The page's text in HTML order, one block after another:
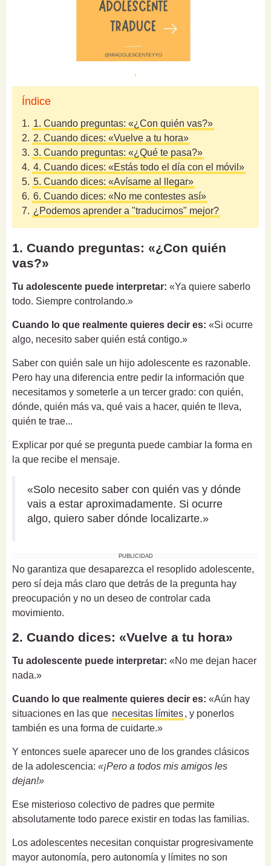
Índice
1. 1. Cuando preguntas: «¿Con quién vas?»
2. 2. Cuando dices: «Vuelve a tu hora»
3. 3. Cuando preguntas: «¿Qué te pasa?»
4. 4. Cuando dices: «Estás todo el día con el móvil»
5. 5. Cuando dices: «Avísame al llegar»
6. 6. Cuando dices: «No me contestes así»
7. ¿Podemos aprender a "traducirnos" mejor?
1. Cuando preguntas: «¿Con quién
vas?»
Tu adolescente puede interpretar: «Ya quiere saberlo
todo. Siempre controlando.»
Cuando lo que realmente quieres decir es: «Si ocurre
algo, necesito saber quién está contigo.»
Saber con quién sale un hijo adolescente es razonable.
Pero hay una diferencia entre pedir la información que
necesitamos y someterle a un tercer grado: con quién,
dónde, quién más va, qué vais a hacer, quién te lleva,
quién te trae...
Explicar por qué se pregunta puede cambiar la forma en
la que recibe el mensaje.
«Solo necesito saber con quién vas y dónde
vais a estar aproximadamente. Si ocurre
algo, quiero saber dónde localizarte.»
PUBLICIDAD
No garantiza que desaparezca el resoplido adolescente,
pero sí deja más claro que detrás de la pregunta hay
preocupación y no un deseo de controlar cada
movimiento.
2. Cuando dices: «Vuelve a tu hora»
Tu adolescente puede interpretar: «No me dejan hacer
nada.»
Cuando lo que realmente quieres decir es: «Aún hay
situaciones en las que necesitas límites, y ponerlos
también es una forma de cuidarte.»
Y entonces suele aparecer uno de los grandes clásicos
de la adolescencia: «¡Pero a todos mis amigos les
dejan!»
Ese misterioso colectivo de padres que permite
absolutamente todo parece existir en todas las familias.
Los adolescentes necesitan conquistar progresivamente
mayor autonomía, pero autonomía y límites no son